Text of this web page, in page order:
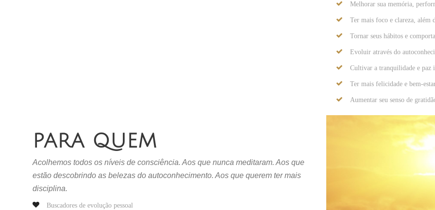
Melhorar sua memória,
Ter mais foco e clareza, além
Tornar seus hábitos e
Evoluir através do
Cultivar a tranquilidade e paz
Ter mais felicidade e bem-
Aumentar seu senso de
PARA QUEM
Acolhemos todos os níveis de consciência. Aos que nunca meditaram. Aos que
estão descobrindo as belezas do autoconhecimento. Aos que querem ter mais
disciplina.
Buscadores de evolução pessoal